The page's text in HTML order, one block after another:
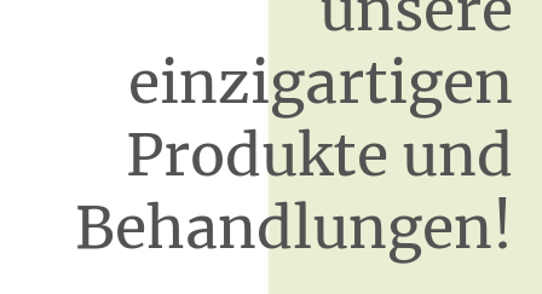
einzigartigen
Produkte und
Behandlungen!